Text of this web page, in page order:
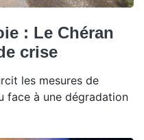
: Le Chéran
crise
les mesures de
face à une dégradation